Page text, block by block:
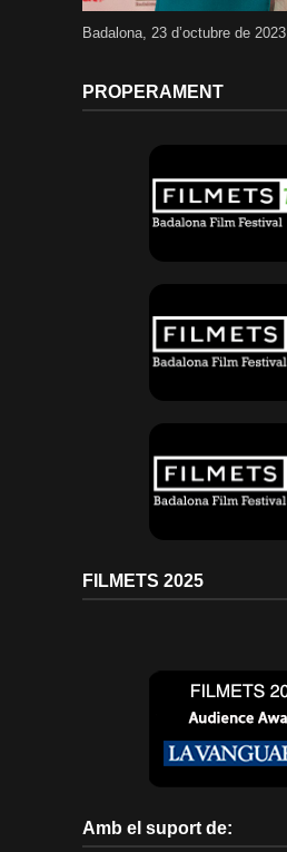
Badalona, 23 d’octubre de 2023.
PROPERAMENT
FILMETS 2025
Amb el suport de: